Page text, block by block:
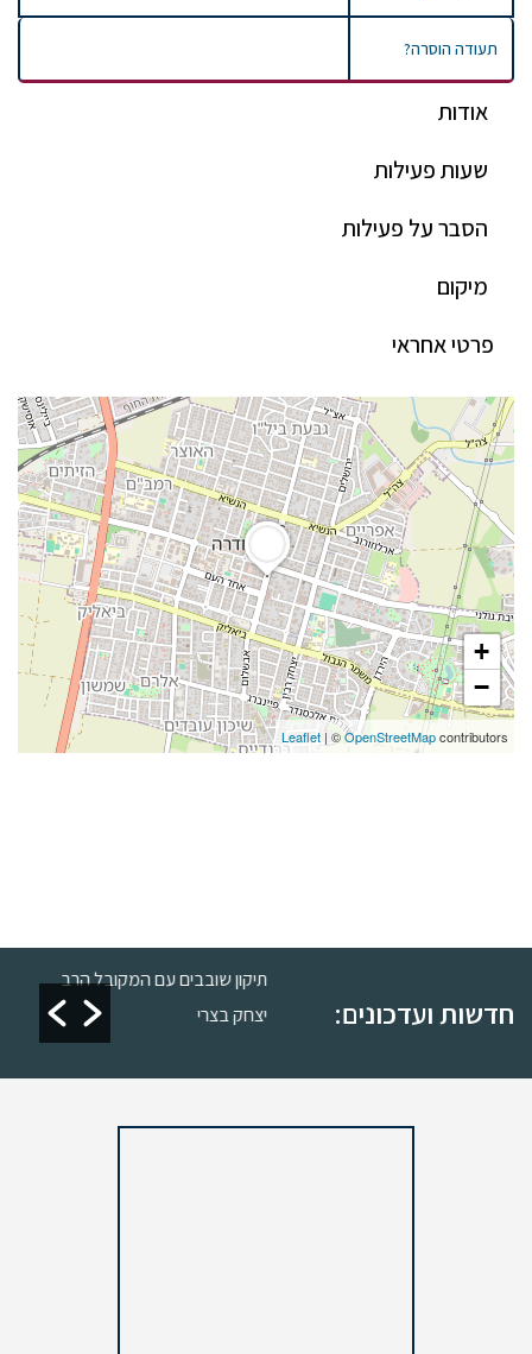
אודות
שעות פעילות
הסבר על פעילות
מיקום
פרטי אחראי
תעודה הוסרה?
+
−
Leaflet | ©OpenStreetMapcontributors
חדשות ועדכונים:
תיקון שובבים עם המקובל הרב
יצחק בצרי